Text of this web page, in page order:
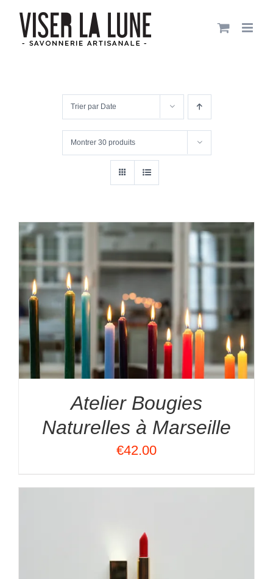
Passer
Trier par Date
Montrer 30 produits
Atelier Bougies
Naturelles à Marseille
€42.00